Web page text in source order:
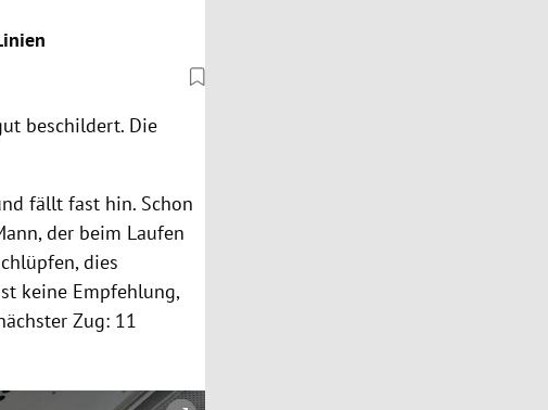
beschildert. Die
fällt fast hin. Schon
der beim Laufen
dies
keine Empfehlung,
Zug: 11